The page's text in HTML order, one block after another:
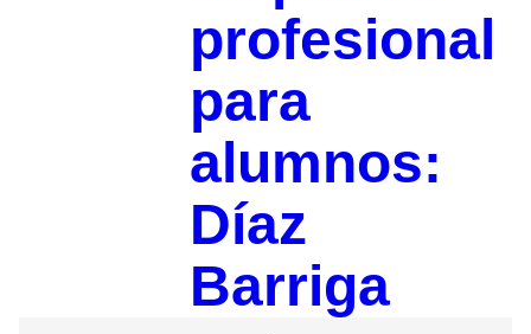
profesional
para
alumnos:
Díaz
Barriga